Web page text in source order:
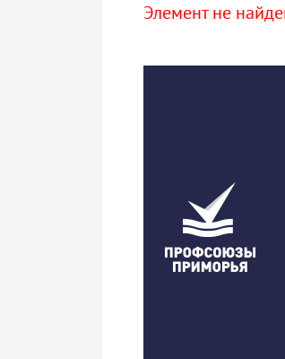
Элемент не